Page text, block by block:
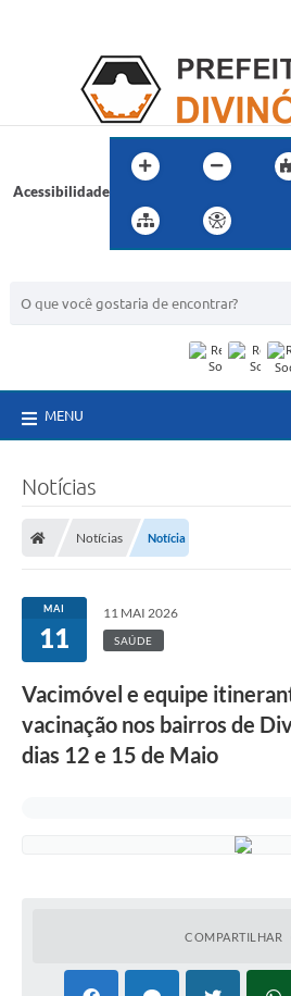
Acessibilidade
MENU
Notícias
Notícias Notícia
MAI
11
11 MAI 2026
SAÚDE
Vacimóvel e equipe
vacinação nos bairros de
dias 12 e 15 de Maio
COMPARTILHAR